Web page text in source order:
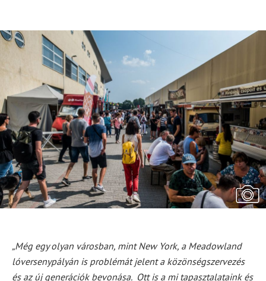
„Még egy olyan városban, mint New York, a Meadowland
lóversenypályán is problémát jelent a közönségszervezés
és az új generációk bevonása. Ott is a mi tapasztalataink és